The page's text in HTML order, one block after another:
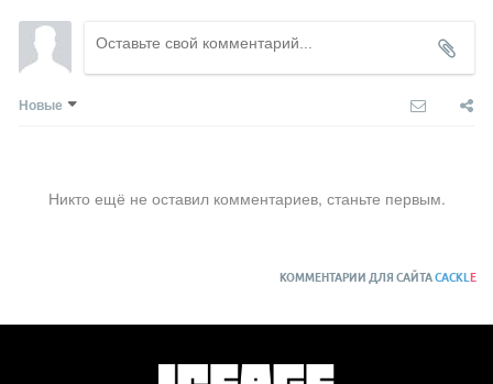
Новые
Никто ещё не оставил комментариев, станьте первым.
КОММЕНТАРИИ ДЛЯ САЙТАCACKL E